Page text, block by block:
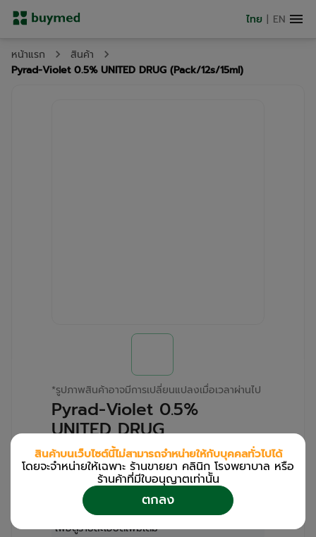
ไทย | EN
หน้าแรก
สินค้า
Pyrad-Violet 0.5% UNITED DRUG (Pack/12s/15ml)
*รูปภาพสินค้าอาจมีการเปลี่ยนแปลงเมื่อเวลาผ่านไป
Pyrad-Violet 0.5%
UNITED DRUG
(Pack/12s/15ml)
สำหรับลูกค้าเฉพาะร้านขายยา คลินิก และโรง
พยาบาล
เข้าสู่ระบบ
เพื่อดูรายละเอียดเพิ่มเติม
สินค้าบนเว็บไซต์นี้ไม่สามารถจำหน่ายให้กับบุคคลทั่วไปได้
โดยจะจำหน่ายให้เฉพาะ ร้านขายยา คลินิก โรงพยาบาล หรือ
ร้านค้าที่มีใบอนุญาตเท่านััน
ตกลง